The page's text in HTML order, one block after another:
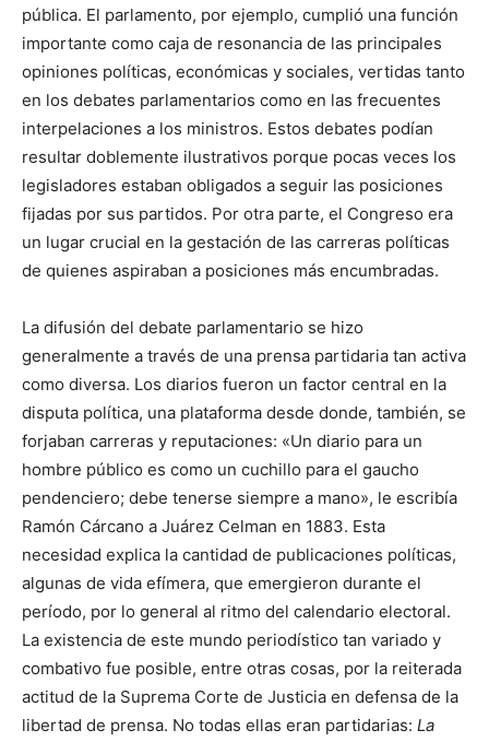
públi­ca. El parlamento, por ejemplo, cumplió una función
importante como caja de resonancia de las principales
opiniones políticas, económicas y sociales, vertidas tanto
en los debates parlamenta­rios como en las frecuentes
interpelaciones a los ministros. Estos debates podían
resultar doblemente ilustrativos porque pocas ve­ces los
legisladores estaban obligados a seguir las posiciones
fija­das por sus partidos. Por otra parte, el Congreso era
un lugar cru­cial en la gestación de las carreras políticas
de quienes aspiraban a posiciones más encumbradas.
La difusión del debate parlamentario se hizo
generalmente a través de una prensa partidaria tan activa
como diversa. Los dia­rios fueron un factor central en la
disputa política, una platafor­ma desde donde, también, se
forjaban carreras y reputaciones: «Un diario para un
hombre público es como un cuchillo para el gaucho
pendenciero; debe tenerse siempre a mano», le escribía
Ramón Cárcano a Juárez Celman en 1883. Esta
necesidad explica la cantidad de publicaciones políticas,
algunas de vida efímera, que emergieron durante el
período, por lo general al ritmo del calendario electoral.
La existencia de este mundo periodístico tan variado y
combativo fue posible, entre otras cosas, por la reiterada
actitud de la Suprema Corte de Justicia en defensa de la
libertad de prensa. No todas ellas eran partidarias: La